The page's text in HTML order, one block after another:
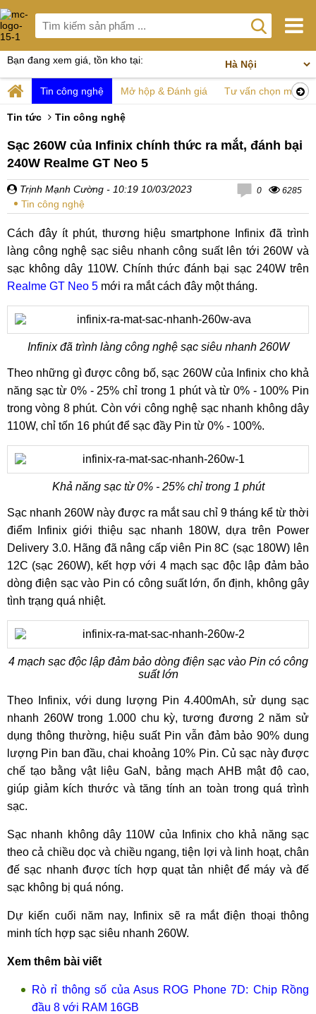
Bạn đang xem giá, tồn kho tại:
Tin công nghệ Mở hộp & Đánh giá Tư vấn chọn mua
Tin tức Tin công nghệ
Sạc 260W của Infinix chính thức ra mắt, đánh bại
240W Realme GT Neo 5
Trịnh Mạnh Cường - 10:19 10/03/2023
Tin công nghệ
0 6285
Cách đây ít phút, thương hiệu smartphone Infinix đã trình
làng công nghệ sạc siêu nhanh công suất lên tới 260W và
sạc không dây 110W. Chính thức đánh bại sạc 240W trên
Realme GT Neo 5 mới ra mắt cách đây một tháng.
Infinix đã trình làng công nghệ sạc siêu nhanh 260W
Theo những gì được công bố, sạc 260W của Infinix cho khả
năng sạc từ 0% - 25% chỉ trong 1 phút và từ 0% - 100% Pin
trong vòng 8 phút. Còn với công nghệ sạc nhanh không dây
110W, chỉ tốn 16 phút để sạc đầy Pin từ 0% - 100%.
Khả năng sạc từ 0% - 25% chỉ trong 1 phút
Sạc nhanh 260W này được ra mắt sau chỉ 9 tháng kể từ thời
điểm Infinix giới thiệu sạc nhanh 180W, dựa trên Power
Delivery 3.0. Hãng đã nâng cấp viên Pin 8C (sạc 180W) lên
12C (sạc 260W), kết hợp với 4 mạch sạc độc lập đảm bảo
dòng điện sạc vào Pin có công suất lớn, ổn định, không gây
tình trạng quá nhiệt.
4 mạch sạc độc lập đảm bảo dòng điện sạc vào Pin có công
suất lớn
Theo Infinix, với dung lượng Pin 4.400mAh, sử dụng sạc
nhanh 260W trong 1.000 chu kỳ, tương đương 2 năm sử
dụng thông thường, hiệu suất Pin vẫn đảm bảo 90% dung
lượng Pin ban đầu, chai khoảng 10% Pin. Củ sạc này được
chế tạo bằng vật liệu GaN, bảng mạch AHB mật độ cao,
giúp giảm kích thước và tăng tính an toàn trong quá trình
sạc.
Sạc nhanh không dây 110W của Infinix cho khả năng sạc
theo cả chiều dọc và chiều ngang, tiện lợi và linh hoạt, chân
đế sạc nhanh được tích hợp quạt tản nhiệt để máy và đế
sạc không bị quá nóng.
Dự kiến cuối năm nay, Infinix sẽ ra mắt điện thoại thông
minh tích hợp sạc siêu nhanh 260W.
Xem thêm bài viết
Rò rỉ thông số của Asus ROG Phone 7D: Chip Rồng
đầu 8 với RAM 16GB